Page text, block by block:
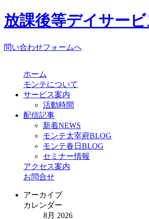
放課後等デイサー
問い合わせフォームへ
ホーム
モンテについて
サービス案内
活動時間
配信記事
新着NEWS
モンテ太宰府BLOG
モンテ春日BLOG
セミナー情報
アクセス案内
お問合せ
アーカイブ
カレンダー
8月 2026